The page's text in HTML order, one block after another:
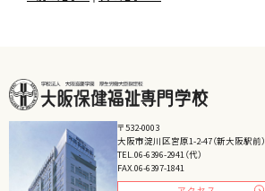
〒532-0003
大阪市淀川区宮原1-2-47（新大阪駅前）
TEL.06-6396-2941（代）
FAX.06-6397-1841